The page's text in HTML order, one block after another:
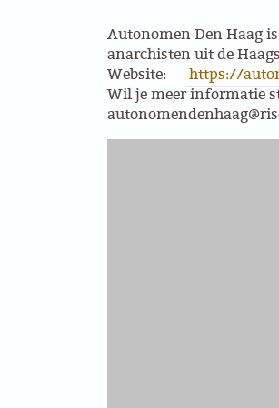
ANARCHISTISCHE GROEP A’DAM
ANARCHISTISCH COLLECTIEF
AK-Utrecht archief
Externe Website
Autonomen Den Haag
anarchisten uit de
Website:
https://
Wil je meer informatie
autonomendenhaag@